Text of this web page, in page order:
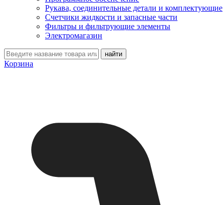
Рукава, соединительные детали и комплектующие
Счетчики жидкости и запасные части
Фильтры и фильтрующие элементы
Электромагазин
Корзина